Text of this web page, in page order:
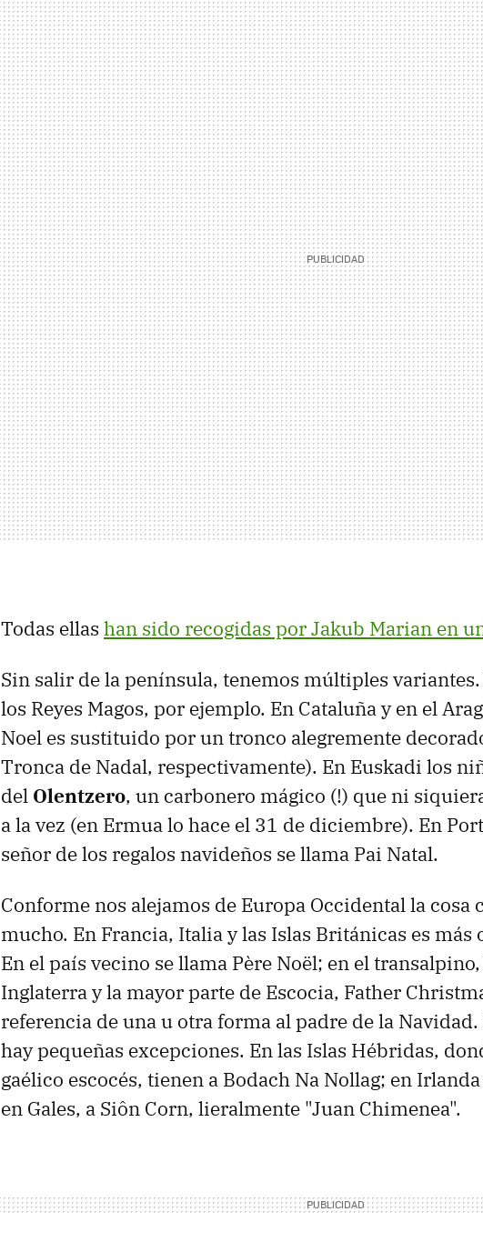
Todas ellas han sido recogidas por Jakub Marian en
Sin salir de la península, tenemos múltiples
los Reyes Magos, por ejemplo. En Cataluña y en el
Noel es sustituido por un tronco alegremente
Tronca de Nadal, respectivamente). En Euskadi los
del Olentzero, un carbonero mágico (!) que ni
a la vez (en Ermua lo hace el 31 de diciembre). En
señor de los regalos navideños se llama Pai Natal.
Conforme nos alejamos de Europa Occidental la cosa
mucho. En Francia, Italia y las Islas Británicas es más
En el país vecino se llama Père Noël; en el
Inglaterra y la mayor parte de Escocia, Father
referencia de una u otra forma al padre de la
hay pequeñas excepciones. En las Islas Hébridas,
gaélico escocés, tienen a Bodach Na Nollag; en
en Gales, a Siôn Corn, lieralmente "Juan Chimenea".